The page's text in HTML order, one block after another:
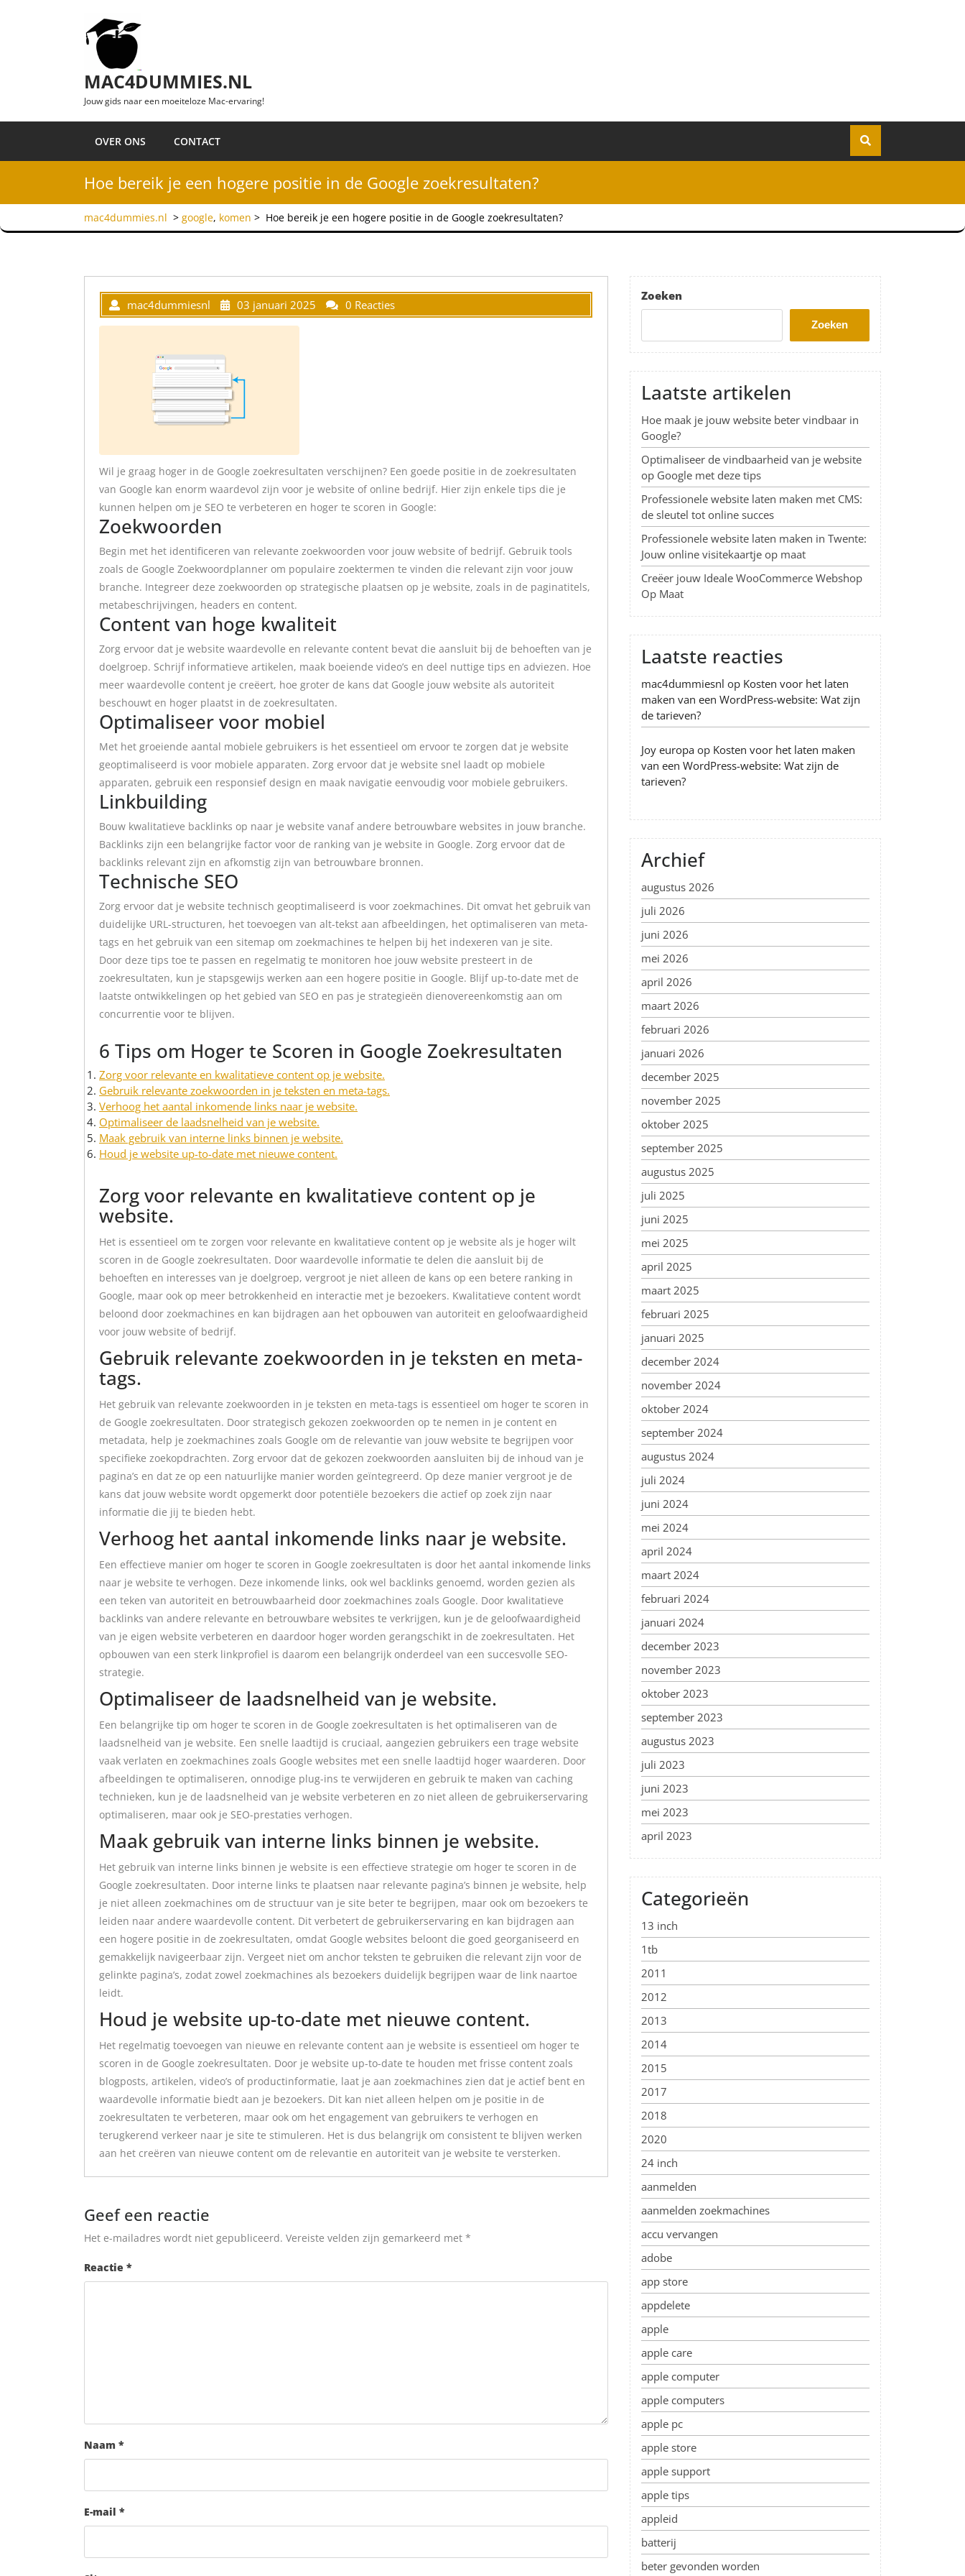
MAC4DUMMIES.NL
Jouw gids naar een moeiteloze Mac-ervaring!
OVER ONS CONTACT
Hoe bereik je een hogere positie in de Google zoekresultaten?
mac4dummies.nl > google, komen > Hoe bereik je een hogere positie in de Google zoekresultaten?
mac4dummiesnl 03 januari 2025 0 Reacties
Wil je graag hoger in de Google zoekresultaten verschijnen? Een goede positie in de zoekresultaten
van Google kan enorm waardevol zijn voor je website of online bedrijf. Hier zijn enkele tips die je
kunnen helpen om je SEO te verbeteren en hoger te scoren in Google:
Zoekwoorden
Begin met het identificeren van relevante zoekwoorden voor jouw website of bedrijf. Gebruik tools
zoals de Google Zoekwoordplanner om populaire zoektermen te vinden die relevant zijn voor jouw
branche. Integreer deze zoekwoorden op strategische plaatsen op je website, zoals in de paginatitels,
metabeschrijvingen, headers en content.
Content van hoge kwaliteit
Zorg ervoor dat je website waardevolle en relevante content bevat die aansluit bij de behoeften van je
doelgroep. Schrijf informatieve artikelen, maak boeiende video’s en deel nuttige tips en adviezen. Hoe
meer waardevolle content je creëert, hoe groter de kans dat Google jouw website als autoriteit
beschouwt en hoger plaatst in de zoekresultaten.
Optimaliseer voor mobiel
Met het groeiende aantal mobiele gebruikers is het essentieel om ervoor te zorgen dat je website
geoptimaliseerd is voor mobiele apparaten. Zorg ervoor dat je website snel laadt op mobiele
apparaten, gebruik een responsief design en maak navigatie eenvoudig voor mobiele gebruikers.
Linkbuilding
Bouw kwalitatieve backlinks op naar je website vanaf andere betrouwbare websites in jouw branche.
Backlinks zijn een belangrijke factor voor de ranking van je website in Google. Zorg ervoor dat de
backlinks relevant zijn en afkomstig zijn van betrouwbare bronnen.
Technische SEO
Zorg ervoor dat je website technisch geoptimaliseerd is voor zoekmachines. Dit omvat het gebruik van
duidelijke URL-structuren, het toevoegen van alt-tekst aan afbeeldingen, het optimaliseren van meta-
tags en het gebruik van een sitemap om zoekmachines te helpen bij het indexeren van je site.
Door deze tips toe te passen en regelmatig te monitoren hoe jouw website presteert in de
zoekresultaten, kun je stapsgewijs werken aan een hogere positie in Google. Blijf up-to-date met de
laatste ontwikkelingen op het gebied van SEO en pas je strategieën dienovereenkomstig aan om
concurrentie voor te blijven.
6 Tips om Hoger te Scoren in Google Zoekresultaten
Zorg voor relevante en kwalitatieve content op je website.
Gebruik relevante zoekwoorden in je teksten en meta-tags.
Verhoog het aantal inkomende links naar je website.
Optimaliseer de laadsnelheid van je website.
Maak gebruik van interne links binnen je website.
Houd je website up-to-date met nieuwe content.
Zorg voor relevante en kwalitatieve content op je
website.
Het is essentieel om te zorgen voor relevante en kwalitatieve content op je website als je hoger wilt
scoren in de Google zoekresultaten. Door waardevolle informatie te delen die aansluit bij de
behoeften en interesses van je doelgroep, vergroot je niet alleen de kans op een betere ranking in
Google, maar ook op meer betrokkenheid en interactie met je bezoekers. Kwalitatieve content wordt
beloond door zoekmachines en kan bijdragen aan het opbouwen van autoriteit en geloofwaardigheid
voor jouw website of bedrijf.
Gebruik relevante zoekwoorden in je teksten en meta-
tags.
Het gebruik van relevante zoekwoorden in je teksten en meta-tags is essentieel om hoger te scoren in
de Google zoekresultaten. Door strategisch gekozen zoekwoorden op te nemen in je content en
metadata, help je zoekmachines zoals Google om de relevantie van jouw website te begrijpen voor
specifieke zoekopdrachten. Zorg ervoor dat de gekozen zoekwoorden aansluiten bij de inhoud van je
pagina’s en dat ze op een natuurlijke manier worden geïntegreerd. Op deze manier vergroot je de
kans dat jouw website wordt opgemerkt door potentiële bezoekers die actief op zoek zijn naar
informatie die jij te bieden hebt.
Verhoog het aantal inkomende links naar je website.
Een effectieve manier om hoger te scoren in Google zoekresultaten is door het aantal inkomende links
naar je website te verhogen. Deze inkomende links, ook wel backlinks genoemd, worden gezien als
een teken van autoriteit en betrouwbaarheid door zoekmachines zoals Google. Door kwalitatieve
backlinks van andere relevante en betrouwbare websites te verkrijgen, kun je de geloofwaardigheid
van je eigen website verbeteren en daardoor hoger worden gerangschikt in de zoekresultaten. Het
opbouwen van een sterk linkprofiel is daarom een belangrijk onderdeel van een succesvolle SEO-
strategie.
Optimaliseer de laadsnelheid van je website.
Een belangrijke tip om hoger te scoren in de Google zoekresultaten is het optimaliseren van de
laadsnelheid van je website. Een snelle laadtijd is cruciaal, aangezien gebruikers een trage website
vaak verlaten en zoekmachines zoals Google websites met een snelle laadtijd hoger waarderen. Door
afbeeldingen te optimaliseren, onnodige plug-ins te verwijderen en gebruik te maken van caching
technieken, kun je de laadsnelheid van je website verbeteren en zo niet alleen de gebruikerservaring
optimaliseren, maar ook je SEO-prestaties verhogen.
Maak gebruik van interne links binnen je website.
Het gebruik van interne links binnen je website is een effectieve strategie om hoger te scoren in de
Google zoekresultaten. Door interne links te plaatsen naar relevante pagina’s binnen je website, help
je niet alleen zoekmachines om de structuur van je site beter te begrijpen, maar ook om bezoekers te
leiden naar andere waardevolle content. Dit verbetert de gebruikerservaring en kan bijdragen aan
een hogere positie in de zoekresultaten, omdat Google websites beloont die goed georganiseerd en
gemakkelijk navigeerbaar zijn. Vergeet niet om anchor teksten te gebruiken die relevant zijn voor de
gelinkte pagina’s, zodat zowel zoekmachines als bezoekers duidelijk begrijpen waar de link naartoe
leidt.
Houd je website up-to-date met nieuwe content.
Het regelmatig toevoegen van nieuwe en relevante content aan je website is essentieel om hoger te
scoren in de Google zoekresultaten. Door je website up-to-date te houden met frisse content zoals
blogposts, artikelen, video’s of productinformatie, laat je aan zoekmachines zien dat je actief bent en
waardevolle informatie biedt aan je bezoekers. Dit kan niet alleen helpen om je positie in de
zoekresultaten te verbeteren, maar ook om het engagement van gebruikers te verhogen en
terugkerend verkeer naar je site te stimuleren. Het is dus belangrijk om consistent te blijven werken
aan het creëren van nieuwe content om de relevantie en autoriteit van je website te versterken.
Geef een reactie
Het e-mailadres wordt niet gepubliceerd. Vereiste velden zijn gemarkeerd met *
Reactie *
Naam *
E-mail *
Zoeken
Zoeken
Laatste artikelen
Hoe maak je jouw website beter vindbaar in
Google?
Optimaliseer de vindbaarheid van je website
op Google met deze tips
Professionele website laten maken met CMS:
de sleutel tot online succes
Professionele website laten maken in Twente:
Jouw online visitekaartje op maat
Creëer jouw Ideale WooCommerce Webshop
Op Maat
Laatste reacties
mac4dummiesnl op Kosten voor het laten
maken van een WordPress-website: Wat zijn
de tarieven?
Joy europa op Kosten voor het laten maken
van een WordPress-website: Wat zijn de
tarieven?
Archief
augustus 2026
juli 2026
juni 2026
mei 2026
april 2026
maart 2026
februari 2026
januari 2026
december 2025
november 2025
oktober 2025
september 2025
augustus 2025
juli 2025
juni 2025
mei 2025
april 2025
maart 2025
februari 2025
januari 2025
december 2024
november 2024
oktober 2024
september 2024
augustus 2024
juli 2024
juni 2024
mei 2024
april 2024
maart 2024
februari 2024
januari 2024
december 2023
november 2023
oktober 2023
september 2023
augustus 2023
juli 2023
juni 2023
mei 2023
april 2023
Categorieën
13 inch
1tb
2011
2012
2013
2014
2015
2017
2018
2020
24 inch
aanmelden
aanmelden zoekmachines
accu vervangen
adobe
app store
appdelete
apple
apple care
apple computer
apple computers
apple pc
apple store
apple support
apple tips
appleid
batterij
beter gevonden worden